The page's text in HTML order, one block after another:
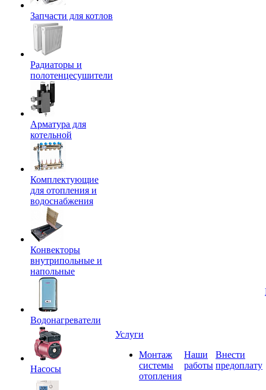
Запчасти для котлов
Радиаторы и
полотенцесушители
Арматура для
котельной
Комплектующие
для отопления и
водоснабжения
Конвекторы
внутрипольные и
напольные
Водонагреватели
Насосы
Услуги
Монтаж
системы
отопления
Наши
работы
Внести
предоплату